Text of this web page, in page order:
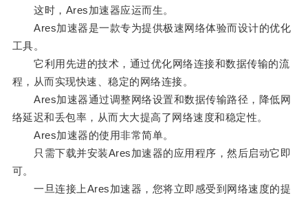
这时，Ares加速器应运而生。
Ares加速器是一款专为提供极速网络体验而设计的优化
工具。
它利用先进的技术，通过优化网络连接和数据传输的流
程，从而实现快速、稳定的网络连接。
Ares加速器通过调整网络设置和数据传输路径，降低网
络延迟和丢包率，从而大大提高了网络速度和稳定性。
Ares加速器的使用非常简单。
只需下载并安装Ares加速器的应用程序，然后启动它即
可。
一旦连接上Ares加速器，您将立即感受到网络速度的提